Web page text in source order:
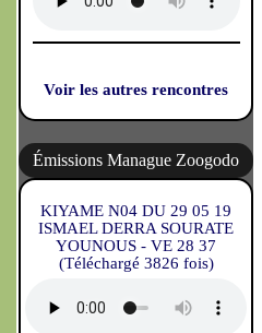
Voir les autres rencontres
Émissions Manague Zoogodo
KIYAME N04 DU 29 05 19
ISMAEL DERRA SOURATE
YOUNOUS - VE 28 37
(Téléchargé 3826 fois)